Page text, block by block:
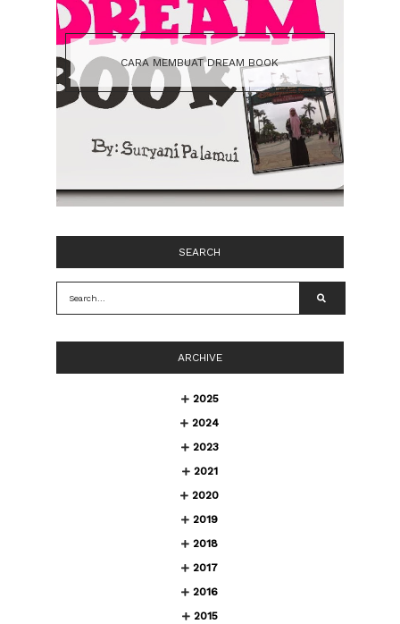
CARA MEMBUAT DREAM BOOK
SEARCH
ARCHIVE
2025
2024
2023
2021
2020
2019
2018
2017
2016
2015